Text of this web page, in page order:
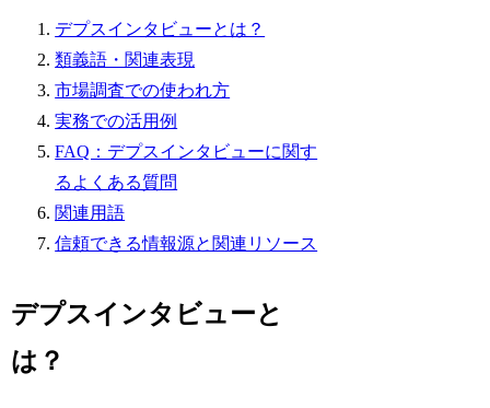
デプスインタビューとは？
類義語・関連表現
市場調査での使われ方
実務での活用例
FAQ：デプスインタビューに関す
るよくある質問
関連用語
信頼できる情報源と関連リソース
デプスインタビューと
は？